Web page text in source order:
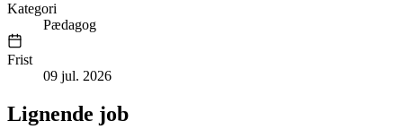
Kategori
Pædagog
Frist
09 jul. 2026
Lignende job